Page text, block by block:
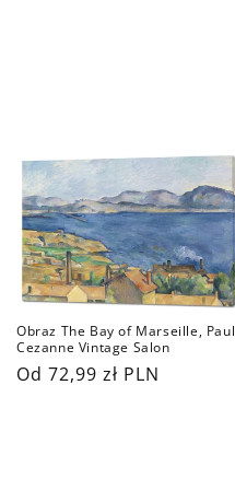
Obraz The Bay of Marseille, Paul
Cezanne Vintage Salon
Cena
Od 72,99 zł PLN